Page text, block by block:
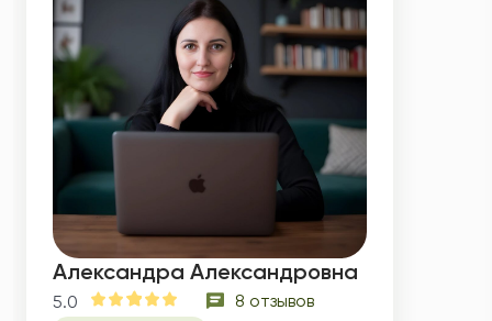
Александра Александровна
5.0
8 отзывов